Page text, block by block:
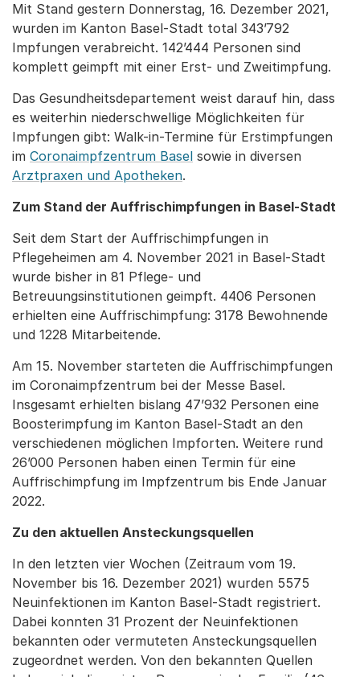
Mit Stand gestern Donnerstag, 16. Dezember 2021,
wurden im Kanton Basel-Stadt total 343’792
Impfungen verabreicht. 142’444 Personen sind
komplett geimpft mit einer Erst- und Zweitimpfung.
Das Gesundheitsdepartement weist darauf hin, dass
es weiterhin niederschwellige Möglichkeiten für
Impfungen gibt: Walk-in-Termine für Erstimpfungen
im Coronaimpfzentrum Basel sowie in diversen
Arztpraxen und Apotheken.
Zum Stand der Auffrischimpfungen in Basel-Stadt
Seit dem Start der Auffrischimpfungen in
Pflegeheimen am 4. November 2021 in Basel-Stadt
wurde bisher in 81 Pflege- und
Betreuungsinstitutionen geimpft. 4406 Personen
erhielten eine Auffrischimpfung: 3178 Bewohnende
und 1228 Mitarbeitende.
Am 15. November starteten die Auffrischimpfungen
im Coronaimpfzentrum bei der Messe Basel.
Insgesamt erhielten bislang 47’932 Personen eine
Boosterimpfung im Kanton Basel-Stadt an den
verschiedenen möglichen Impforten. Weitere rund
26’000 Personen haben einen Termin für eine
Auffrischimpfung im Impfzentrum bis Ende Januar
2022.
Zu den aktuellen Ansteckungsquellen
In den letzten vier Wochen (Zeitraum vom 19.
November bis 16. Dezember 2021) wurden 5575
Neuinfektionen im Kanton Basel-Stadt registriert.
Dabei konnten 31 Prozent der Neuinfektionen
bekannten oder vermuteten Ansteckungsquellen
zugeordnet werden. Von den bekannten Quellen